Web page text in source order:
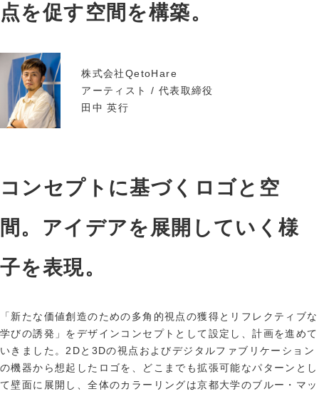
点を促す空間を構築。
株式会社QetoHare
アーティスト / 代表取締役
田中 英行
コンセプトに基づくロゴと空
間。アイデアを展開していく様
子を表現。
「新たな価値創造のための多角的視点の獲得とリフレクティブな
学びの誘発」をデザインコンセプトとして設定し、計画を進めて
いきました。2Dと3Dの視点およびデジタルファブリケーション
の機器から想起したロゴを、どこまでも拡張可能なパターンとし
て壁面に展開し、全体のカラーリングは京都大学のブルー・マッ